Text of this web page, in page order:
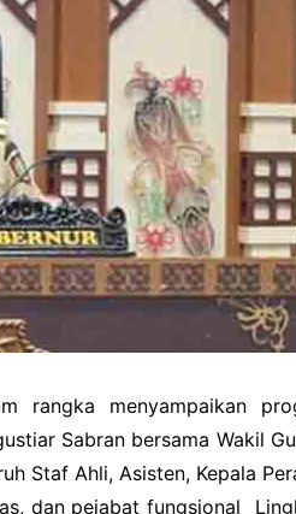
Timur
Raya
Raya
Pisau
rangka menyampaikan
Sabran bersama Wakil
Staf Ahli, Asisten, Kepala
dan pejabat fungsional